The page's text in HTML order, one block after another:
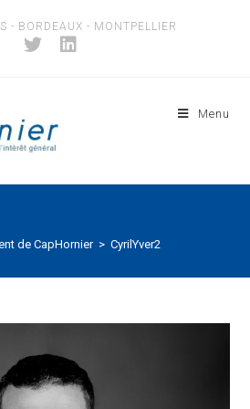
- BORDEAUX - MONTPELLIER
Menu
de CapHornier > CyrilYver2